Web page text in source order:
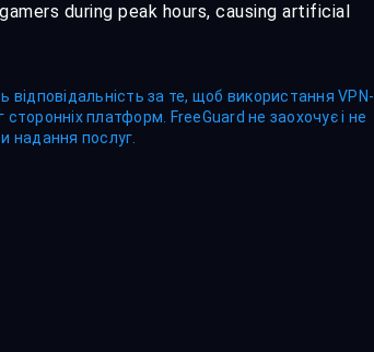
during peak hours, causing artificial
відповідальність за те, щоб використання VPN-
платформ. FreeGuard не заохочує і не
надання послуг.